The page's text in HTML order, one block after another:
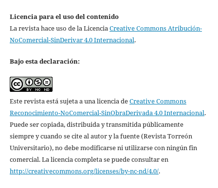
Licencia para el uso del contenido
La revista hace uso de la Licencia Creative Commons Atribución-
NoComercial-SinDerivar 4.0 Internacional.
Bajo esta declaración:
Este revista está sujeta a una licencia deCreative Commons
Reconocimiento-NoComercial-SinObraDerivada 4.0 Internacional.
Puede ser copiada, distribuida y transmitida públicamente
siempre y cuando se cite al autor y la fuente (Revista Torreón
Universitario), no debe modificarse ni utilizarse con ningún fin
comercial. La licencia completa se puede consultar en
http://creativecommons.org/licenses/by-nc-nd/4.0/.